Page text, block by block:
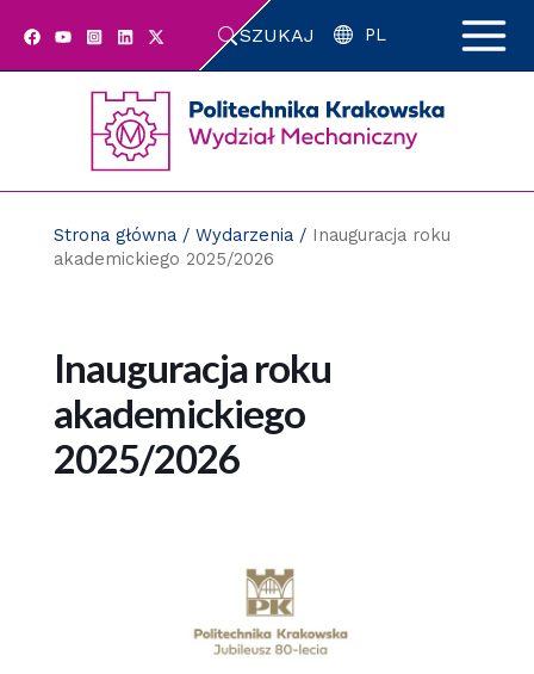
SZUKAJ PL
Strona główna/ Wydarzenia/ Inauguracja roku
akademickiego 2025/2026
Inauguracja roku
akademickiego
2025/2026